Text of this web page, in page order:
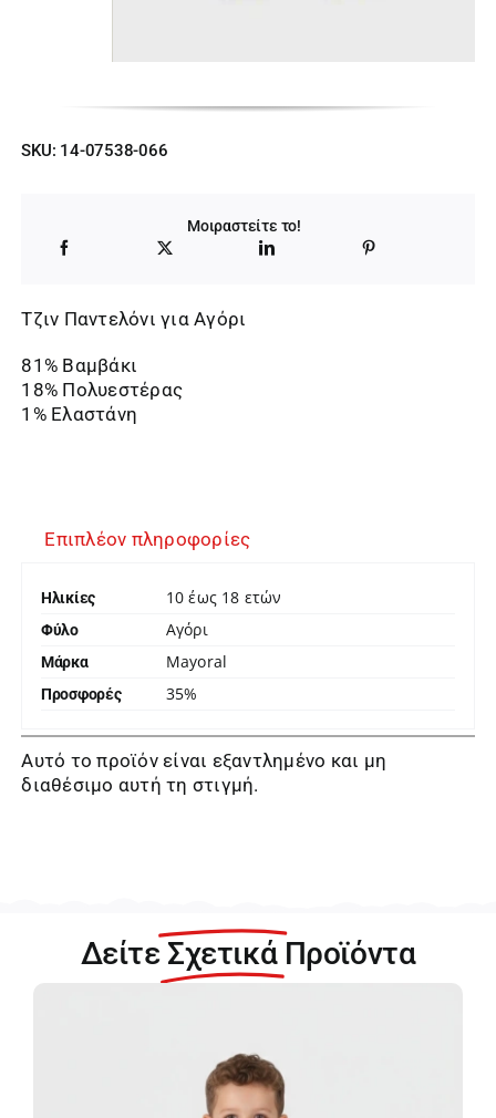
SKU: 14-07538-066
Μοιραστείτε το!
Τζιν Παντελόνι για Αγόρι
81% Βαμβάκι
18% Πολυεστέρας
1% Ελαστάνη
Επιπλέον πληροφορίες
Ηλικίες 10 έως 18 ετών
Φύλο Αγόρι
Μάρκα Mayoral
Προσφορές 35%
Αυτό το προϊόν είναι εξαντλημένο και μη
διαθέσιμο αυτή τη στιγμή.
Δείτε Σχετικά Προϊόντα